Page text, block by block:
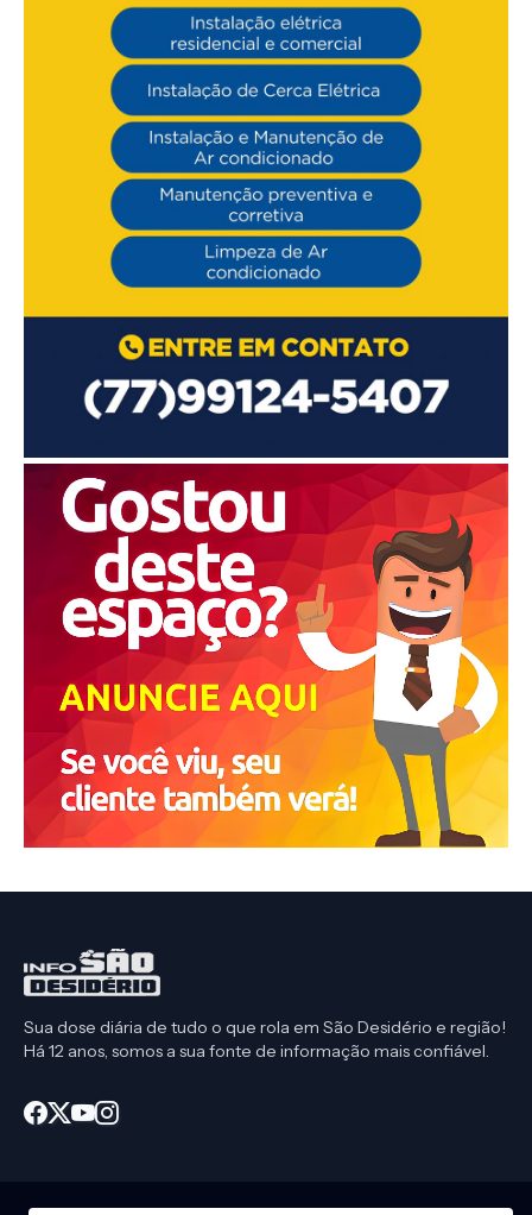
Sua dose diária de tudo o que rola em São Desidério e região!
Há 12 anos, somos a sua fonte de informação mais confiável.